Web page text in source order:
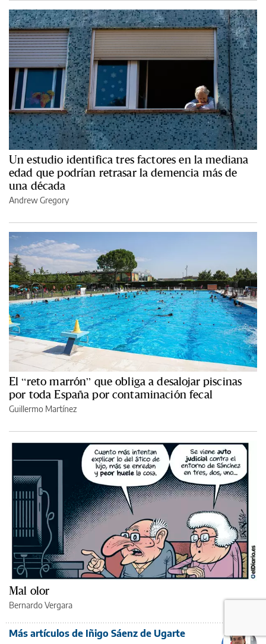
Un estudio identifica tres factores en la mediana
edad que podrían retrasar la demencia más de
una década
Andrew Gregory
El “reto marrón” que obliga a desalojar piscinas
por toda España por contaminación fecal
Guillermo Martínez
Mal olor
Bernardo Vergara
Más artículos de Iñigo Sáenz de Ugarte